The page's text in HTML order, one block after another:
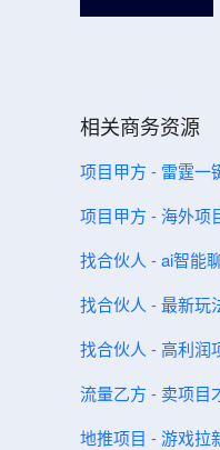
相关商务资源
项目甲方 - 雷霆一
项目甲方 - 海外项
找合伙人 - ai智能
找合伙人 - 最新玩
找合伙人 - 高利润
流量乙方 - 卖项目
地推项目 - 游戏拉